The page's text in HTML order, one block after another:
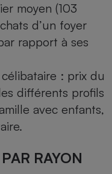
moyen (103
d’un foyer
rapport à ses
: prix du
différents profils
avec enfants,
RAYON
Robot ménager